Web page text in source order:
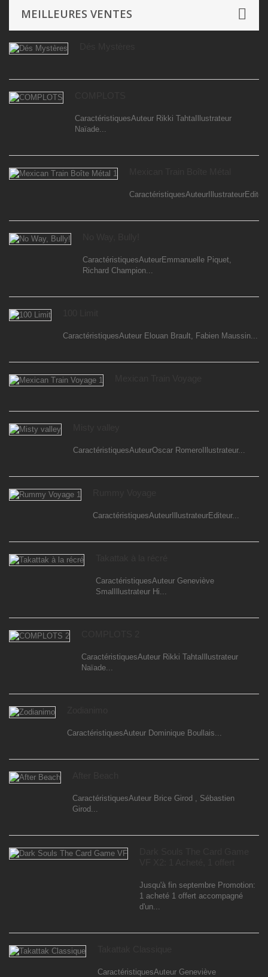
MEILLEURES VENTES
CaractéristiquesAuteur Rikki TahtaIllustrateur
Naïade...
CaractéristiquesAuteurEmmanuelle Piquet,
Richard Champion...
CaractéristiquesAuteur Elouan Brault, Fabien Maussin...
CaractéristiquesAuteurOscar RomeroIllustrateur...
CaractéristiquesAuteurIllustrateurEditeur...
CaractéristiquesAuteur Geneviève
SmalIllustrateur Hi...
CaractéristiquesAuteur Rikki TahtaIllustrateur
Naïade...
CaractéristiquesAuteur Dominique Boullais...
CaractéristiquesAuteur Brice Girod , Sébastien
Girod...
Jusqu'à fin septembre Promotion:
1 acheté 1 offert accompagné
d'un...
CaractéristiquesAuteur Geneviève